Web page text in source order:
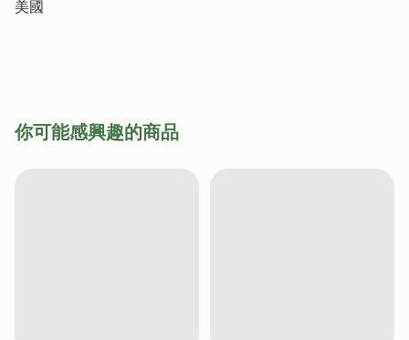
美國
你可能感興趣的商品